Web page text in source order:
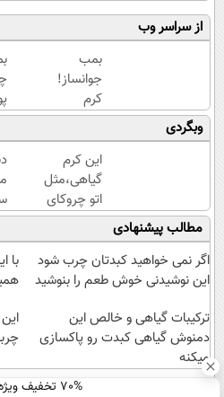
از سراسر وب
بمب
جوانساز!
کرم
بوتاکس
جلبک
اسپیرولینا50%تخفیف
با
وبگردی
این کرم
گیاهی،مثل
اتو چروکای
پوستتوصاف
میکنه!50%تخفیف
مطالب پیشنهادی
اگر نمی خواهید کبدتان چرب شود
این نوشیدنی خوش طعم را بنوشید
با
ترکیبات گیاهی و خالص این
دمنوش گیاهی کبدت رو پاکسازی
میکنه
70% تخفیف ویژه جین وست + خرید در4 قسطه